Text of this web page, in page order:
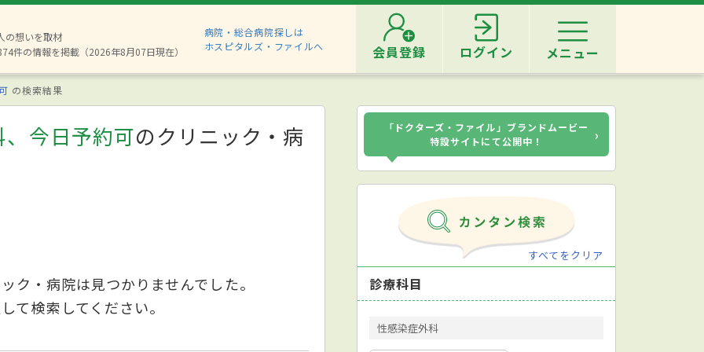
の想いを取材
件の情報を掲載（2026年8月07日現在）
病院・総合病院探しは
ホスピタルズ・ファイルへ
会員登録 ログイン メニュー
の検索結果
今日予約可のクリニック・病
ク・病院は見つかりませんでした。
て検索してください。
「ドクターズ・ファイル」ブランドムービー
特設サイトにて公開中！
›
すべてをクリア
診療科目
性感染症外科